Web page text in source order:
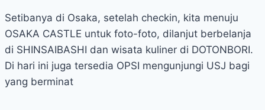
Setibanya di Osaka, setelah checkin, kita menuju
OSAKA CASTLE untuk foto-foto, dilanjut berbelanja
di SHINSAIBASHI dan wisata kuliner di DOTONBORI.
Di hari ini juga tersedia OPSI mengunjungi USJ bagi
yang berminat